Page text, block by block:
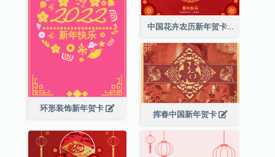
环形装饰新年贺卡
中国花卉农历新年贺卡
挥春中国新年贺卡